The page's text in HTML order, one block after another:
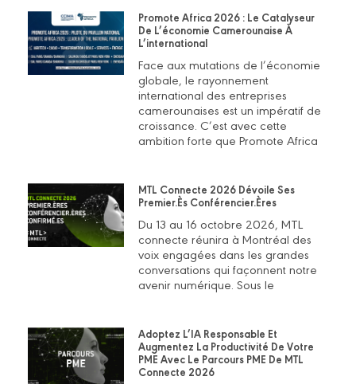
Promote Africa 2026 : Le Catalyseur
De L’économie Camerounaise À
L’international
Face aux mutations de l’économie
globale, le rayonnement
international des entreprises
camerounaises est un impératif de
croissance. C’est avec cette
ambition forte que Promote Africa
MTL Connecte 2026 Dévoile Ses
Premier.ès Conférencier.ères
Du 13 au 16 octobre 2026, MTL
connecte réunira à Montréal des
voix engagées dans les grandes
conversations qui façonnent notre
avenir numérique. Sous le
Adoptez L’IA Responsable Et
Augmentez La Productivité De Votre
PME Avec Le Parcours PME De MTL
Connecte 2026